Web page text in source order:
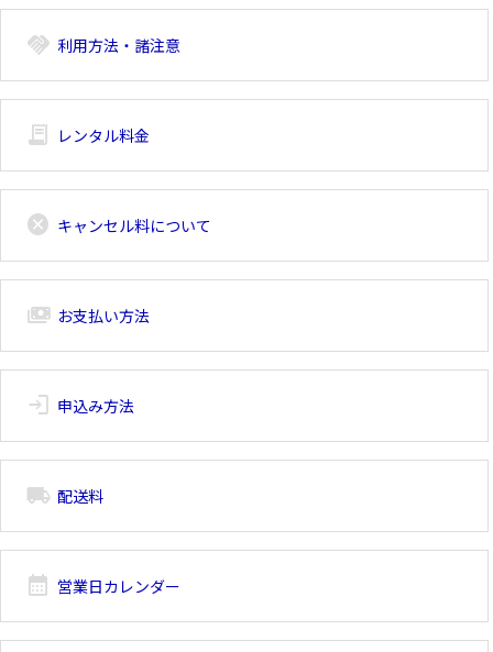
handshake 利用方法・諸注意
receipt_long レンタル料金
cancel キャンセル料について
payments お支払い方法
login 申込み方法
local_shipping 配送料
calendar_month 営業日カレンダー